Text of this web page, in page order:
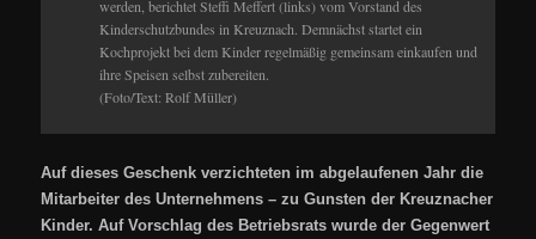
werden, berichtet Steffi Meffert (links) vom Vorstand des
Kinderschutzbundes in Kreuznach. Demnächst startet ein
Kochprojekt bei dem Kinder regelmäßig gemeinsam einkaufen und
ihre Speisen selbst zubereiten.
(Foto/Text: Rolf Müller)
Auf dieses Geschenk verzichteten im abgelaufenen Jahr die
Mitarbeiter des Unternehmens – zu Gunsten der Kreuznacher
Kinder. Auf Vorschlag des Betriebsrats wurde der Gegenwert